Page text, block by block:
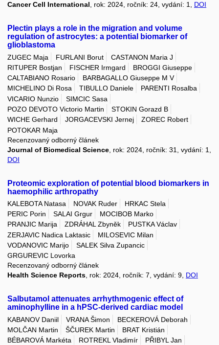
Cancer Cell International, rok: 2024, ročník: 24, vydání: 1, DOI
Plectin plays a role in the migration and volume
regulation of astrocytes: a potential biomarker of
glioblastoma
ZUGEC Maja FURLANI Borut
CASTANON Maria J
RITUPER Bostjan
FISCHER Irmgard
BROGGI Giuseppe
CALTABIANO Rosario
BARBAGALLO Giuseppe M V
MICHELINO Di Rosa
TIBULLO Daniele
PARENTI Rosalba
VICARIO Nunzio
SIMCIC Sasa
POZO DEVOTO Victorio Martin
STOKIN Gorazd B
WICHE Gerhard
JORGACEVSKI Jernej
ZOREC Robert
POTOKAR Maja
Recenzovaný odborný článek
Journal of Biomedical Science , rok: 2024, ročník: 31, vydání: 1,
DOI
Proteomic exploration of potential blood biomarkers in
haemophilic arthropathy
KALEBOTA Natasa NOVAK Ruder
HRKAC Stela
PERIC Porin
SALAI Grgur
MOCIBOB Marko
PRANJIC Marija
ZDRÁHAL Zbyněk
PUSTKA Václav
ZERJAVIC Nadica Laktasic
MILOSEVIC Milan
VODANOVIC Marijo
SALEK Silva Zupancic
GRGUREVIC Lovorka
Recenzovaný odborný článek
Health Science Reports, rok: 2024, ročník: 7, vydání: 9, DOI
Salbutamol attenuates arrhythmogenic effect of
aminophylline in a hPSC-derived cardiac model
KABANOV Daniil VRANA Šimon
BECKEROVÁ Deborah
MOLČAN Martin
ŠČUREK Martin
BRAT Kristián
BÉBAROVÁ Markéta
ROTREKL Vladimír
PŘIBYL Jan